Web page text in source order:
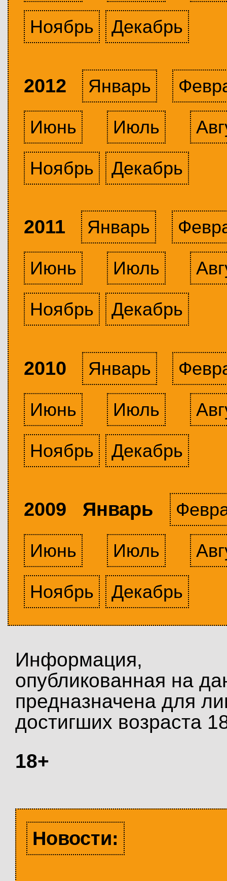
Ноябрь
Декабрь
2012 Январь
Июнь
Июль
Ноябрь
Декабрь
2011 Январь
Июнь
Июль
Ноябрь
Декабрь
2010 Январь
Июнь
Июль
Ноябрь
Декабрь
2009 Январь
Июнь
Июль
Ноябрь
Декабрь
Информация,
опубликованная на
предназначена для
достигших возраста
18+
Новости: